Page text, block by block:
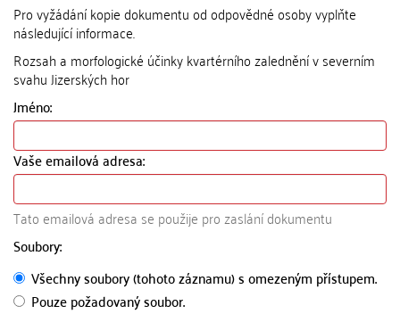
Pro vyžádání kopie dokumentu od odpovědné osoby vyplňte
následující informace.
Rozsah a morfologické účinky kvartérního zalednění v severním
svahu Jizerských hor
Jméno:
Vaše emailová adresa:
Tato emailová adresa se použije pro zaslání dokumentu
Soubory:
Všechny soubory (tohoto záznamu) s omezeným přístupem.
Pouze požadovaný soubor.